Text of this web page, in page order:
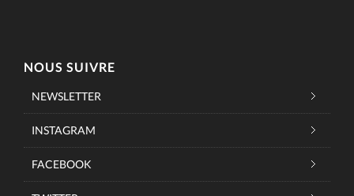
NOUS SUIVRE
NEWSLETTER
INSTAGRAM
FACEBOOK